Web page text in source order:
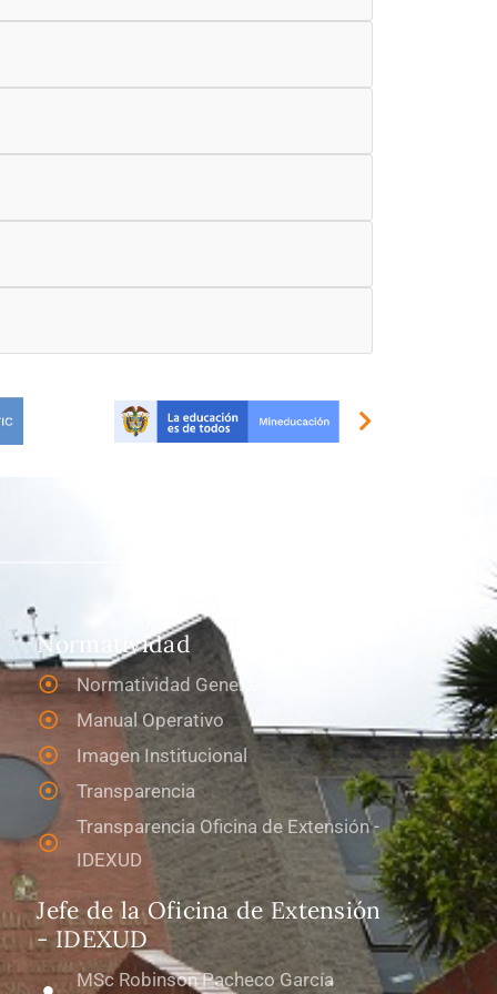
Normatividad
Normatividad General
Manual Operativo
Imagen Institucional
Transparencia
Transparencia Oficina de Extensión -
IDEXUD
Jefe de la Oficina de Extensión
- IDEXUD
MSc Robinson Pacheco García